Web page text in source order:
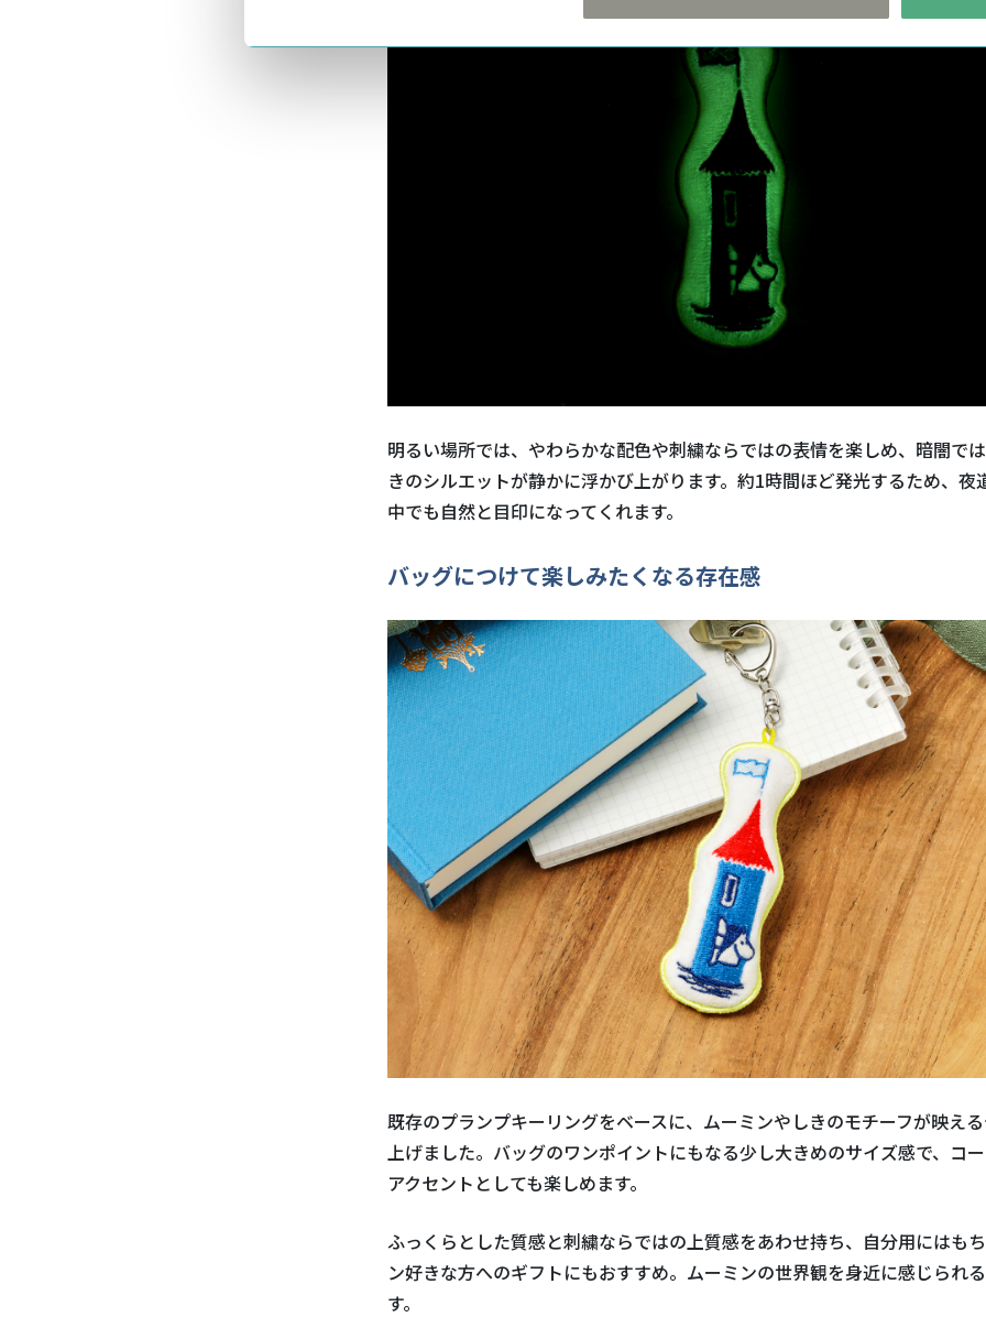
明るい場所では、やわらかな配色や刺繍ならではの表情を楽しめ、暗闇で
きのシルエットが静かに浮かび上がります。約1時間ほど発光するため、夜
中でも自然と目印になってくれます。
バッグにつけて楽しみたくなる存在感
既存のプランプキーリングをベースに、ムーミンやしきのモチーフが映え
上げました。バッグのワンポイントにもなる少し大きめのサイズ感で、コ
アクセントとしても楽しめます。
ふっくらとした質感と刺繍ならではの上質感をあわせ持ち、自分用にはも
ン好きな方へのギフトにもおすすめ。ムーミンの世界観を身近に感じられ
す。